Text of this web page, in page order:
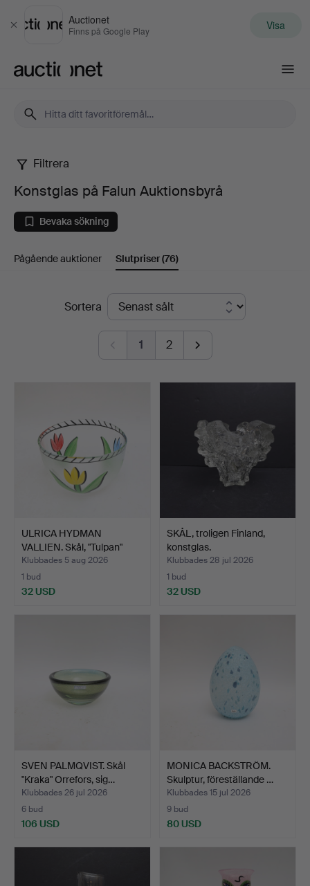
Stäng
Auctionet
Finns på Google Play Visa
Konstglas
på
Falun
Auktionsbyrå
Filtrera
Konstglas på Falun Auktionsbyrå
Bevaka sökning
Pågående auktioner Slutpriser(76)
SlutpriserSortera
1 2
ULRICA HYDMAN
VALLIEN. Skål, "Tulpan"
med …
Klubbades 5 aug 2026
1 bud
32 USD
SKÅL, troligen Finland,
konstglas.
Klubbades 28 jul 2026
1 bud
32 USD
SVEN PALMQVIST. Skål
"Kraka" Orrefors, sig…
Klubbades 26 jul 2026
6 bud
106 USD
MONICA BACKSTRÖM.
Skulptur, föreställande …
Klubbades 15 jul 2026
9 bud
80 USD